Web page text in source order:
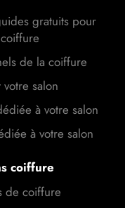
gratuits pour
de la coiffure
salon
à votre salon
à votre salon
de coiffure
femme